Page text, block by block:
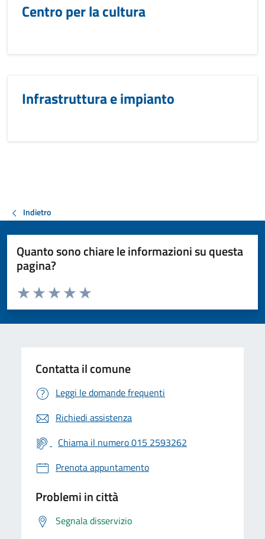
Centro per la cultura
Infrastruttura e impianto
Indietro
Quanto sono chiare le informazioni su questa
pagina?
Valuta da 1 a 5 stelle la pagina
Valuta 5 stelle su 5
Valuta 4 stelle su 5
Valuta 3 stelle su 5
Valuta 2 stelle su 5
Valuta 1 stelle su 5
Contatta il comune
Leggi le domande frequenti
Richiedi assistenza
Chiama il numero 015 2593262
Prenota appuntamento
Problemi in città
Segnala disservizio